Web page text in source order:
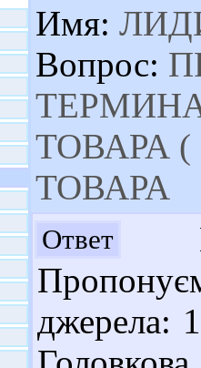
Имя:
Вопрос:
ТОВАРА
ТОВАРА
Ответ
джерела: